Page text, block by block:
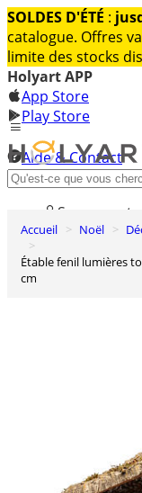
SOLDES D'ÉTÉ :
catalogue. Offres
limite des stocks
Holyart APP
App Store
Play Store
Aide & Contact
Découvrez
Se connecter
Liste des
0
Accueil Noël
Étable fenil lumières toit avec mousse 35x60x40 cm pour crèche 16-17
cm